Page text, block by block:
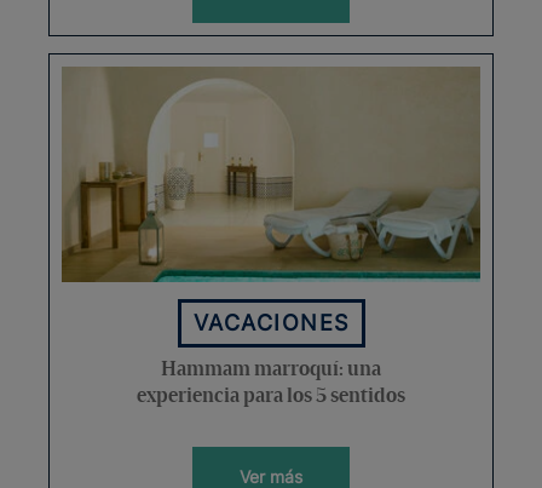
VACACIONES
Hammam marroquí: una
experiencia para los 5 sentidos
Ver más